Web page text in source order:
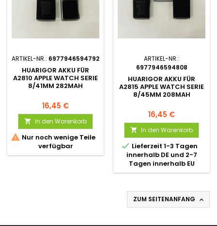
ARTIKEL-NR.: 6977946594792
HUARIGOR AKKU FÜR
A2810 APPLE WATCH SERIE
8/41MM 282MAH
16,45 €
 In den Warenkorb
 Nur noch wenige Teile
verfügbar
ARTIKEL-NR.:
6977946594808
HUARIGOR AKKU FÜR
A2815 APPLE WATCH SERIE
8/45MM 208MAH
16,45 €
 In den Warenkorb
 Lieferzeit 1-3 Tagen
innerhalb DE und 2-7
Tagen innerhalb EU
ZUM SEITENANFANG 